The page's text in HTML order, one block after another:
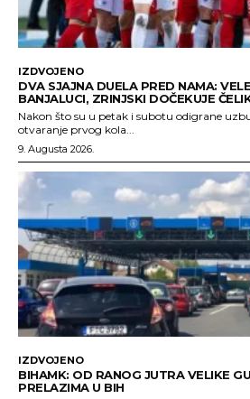
IZDVOJENO
DVA SJAJNA DUELA PRED NAMA:
BANJALUCI, ZRINJSKI DOČEKUJE
Nakon što su u petak i subotu odigrane
otvaranje prvog kola...
9. Augusta 2026.
IZDVOJENO
BIHAMK: OD RANOG JUTRA VELIKE
PRELAZIMA U BIH